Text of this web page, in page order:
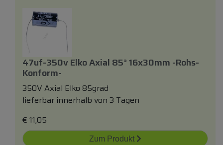
47uf-350v Elko Axial 85° 16x30mm -rohs-
Konform-
350V Axial Elko 85grad
lieferbar innerhalb von 3 Tagen
€ 11,05
Zum Produkt